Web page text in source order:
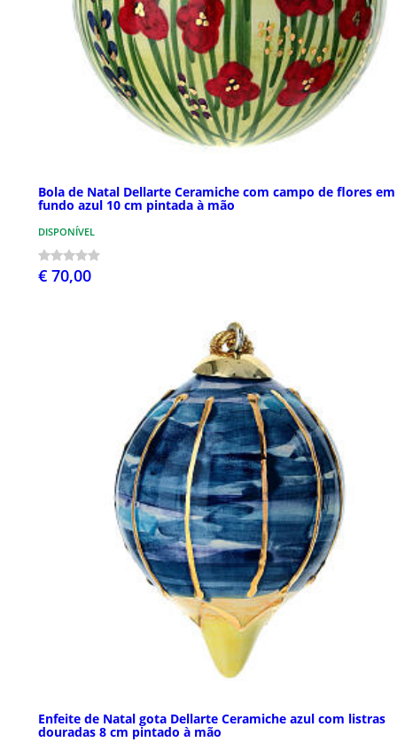
Bola de Natal Dellarte Ceramiche com campo de flores em
fundo azul 10 cm pintada à mão
DISPONÍVEL
€ 70,00
Enfeite de Natal gota Dellarte Ceramiche azul com listras
douradas 8 cm pintado à mão